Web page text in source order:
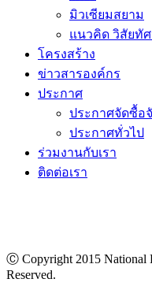
มิวเซียมสยาม
แนวคิด วิสัยทั
โครงสร้าง
ข่าวสารองค์กร
ประกาศ
ประกาศจัดซื้อ
ประกาศทั่วไป
ร่วมงานกับเรา
ติดต่อเรา
Ⓒ Copyright 2015 National
Reserved.